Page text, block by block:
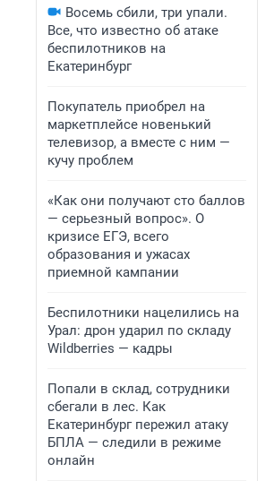
Восемь сбили, три упали.
Все, что известно об атаке
беспилотников на
Екатеринбург
Покупатель приобрел на
маркетплейсе новенький
телевизор, а вместе с ним —
кучу проблем
«Как они получают сто баллов
— серьезный вопрос». О
кризисе ЕГЭ, всего
образования и ужасах
приемной кампании
Беспилотники нацелились на
Урал: дрон ударил по складу
Wildberries — кадры
Попали в склад, сотрудники
сбегали в лес. Как
Екатеринбург пережил атаку
БПЛА — следили в режиме
онлайн